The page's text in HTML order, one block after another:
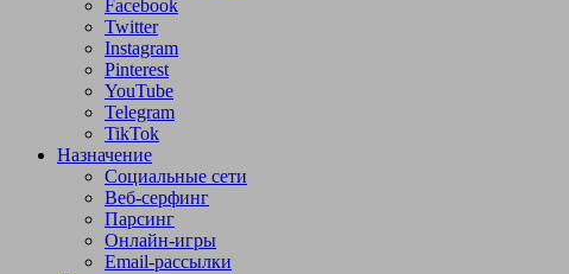
Facebook
Twitter
Instagram
Pinterest
YouTube
Telegram
TikTok
Назначение
Социальные сети
Веб-серфинг
Парсинг
Онлайн-игры
Email-рассылки